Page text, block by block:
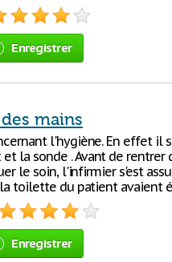
Enregistrer
mains
l'hygiène. En effet il
la sonde . Avant de rentrer
le soin, l'infirmier s'est
toilette du patient avaient
Enregistrer